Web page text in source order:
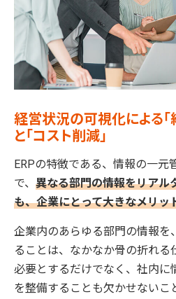
経営状況の可視化による
と「コスト削減」
ERPの特徴である、情報の一元
で、 異なる部門の情報をリアル
も、企業にとって大きなメリッ
企業内のあらゆる部門の情報を
ることは、なかなか骨の折れる
必要とするだけでなく、社内に
を整備することも欠かせないこ